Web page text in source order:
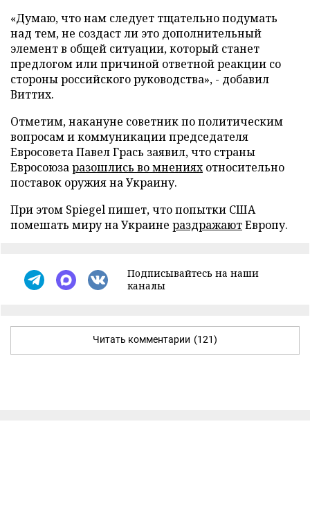
«Думаю, что нам следует тщательно подумать
над тем, не создаст ли это дополнительный
элемент в общей ситуации, который станет
предлогом или причиной ответной реакции со
стороны российского руководства», - добавил
Виттих.
Отметим, накануне советник по политическим
вопросам и коммуникации председателя
Евросовета Павел Грась заявил, что страны
Евросоюзаразошлись во мненияхотносительно
поставок оружия на Украину.
При этом Spiegel пишет, что попытки США
помешать миру на Украине раздражаютЕвропу.
Подписывайтесь на наши
каналы
Читать комментарии (121)